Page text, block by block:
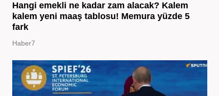
Hangi emekli ne kadar zam alacak? Kalem
kalem yeni maaş tablosu! Memura yüzde 5
fark
Haber7